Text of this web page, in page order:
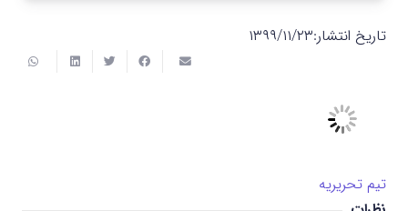
تاریخ انتشار:۱۳۹۹/۱۱/۲۳
تیم تحریریه